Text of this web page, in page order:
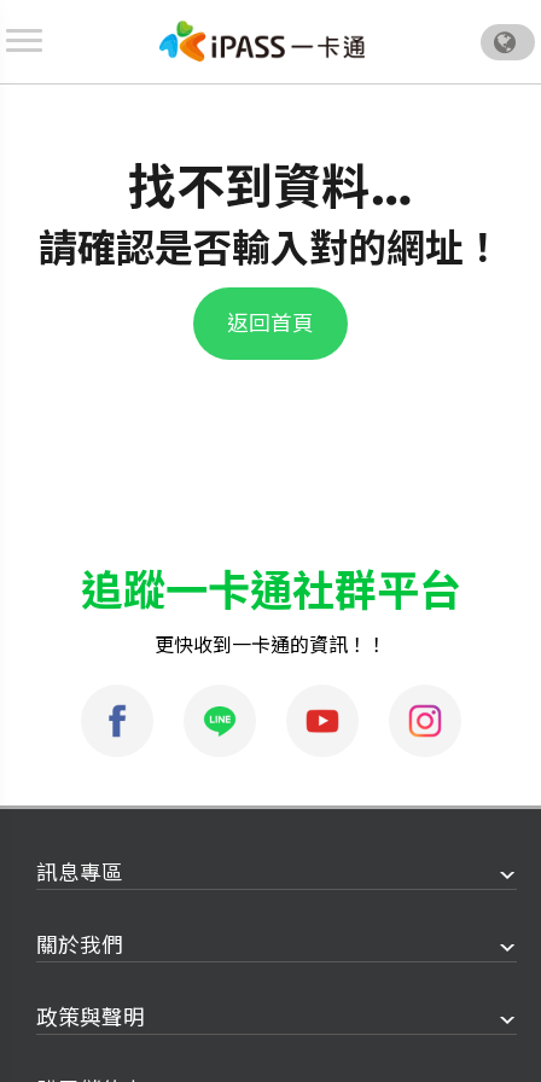
.
找不到資料…
請確認是否輸入對的網址！
追蹤一卡通社群平台
更快收到一卡通的資訊！！
訊息專區
關於我們
政策與聲明